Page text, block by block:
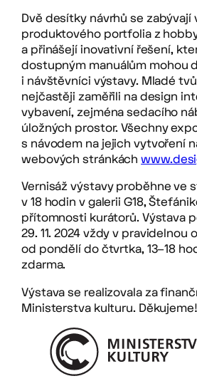
Dvě desítky návrhů se zabývají
produktového portfolia z
a přinášejí inovativní řešení,
dostupným manuálům mohou
i návštěvníci výstavy. Mladé
nejčastěji zaměřili na design
vybavení, zejména sedacího
úložných prostor. Všechny
s návodem na jejich vytvoření
webových stránkách
Vernisáž výstavy proběhne ve
v 18 hodin v galerii G18,
přítomnosti kurátorů. Výstava
29. 11. 2024 vždy v pravidelnou
od pondělí do čtvrtka, 13–18
zdarma.
Výstava se realizovala za
Ministerstva kulturu. Děkujeme!